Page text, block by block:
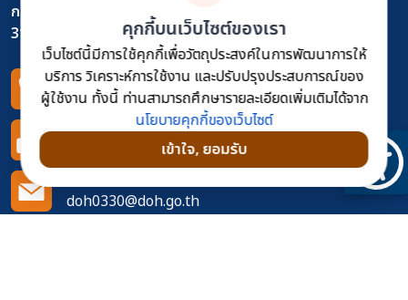
คุกกี้บนเว็บไซต์ของเรา
เว็บไซต์นี้มีการใช้คุกกี้เพื่อวัตถุประสงค์ในการพัฒนาการให้
บริการ วิเคราะห์การใช้งาน และปรับปรุงประสบการณ์ของ
ผู้ใช้งาน ทั้งนี้ ท่านสามารถศึกษารายละเอียดเพิ่มเติมได้จาก
นโยบายคุกกี้ของเว็บไซต์
เข้าใจ, ยอมรับ
กรมทางหลวง
31 หมู่ 13 ตำบลวิศิษฐ์ อำเภอเมือง จังหวัดบึงกาฬ 38000
โทรศัพท์
042491205
โทรสาร
doh0330@doh.go.th